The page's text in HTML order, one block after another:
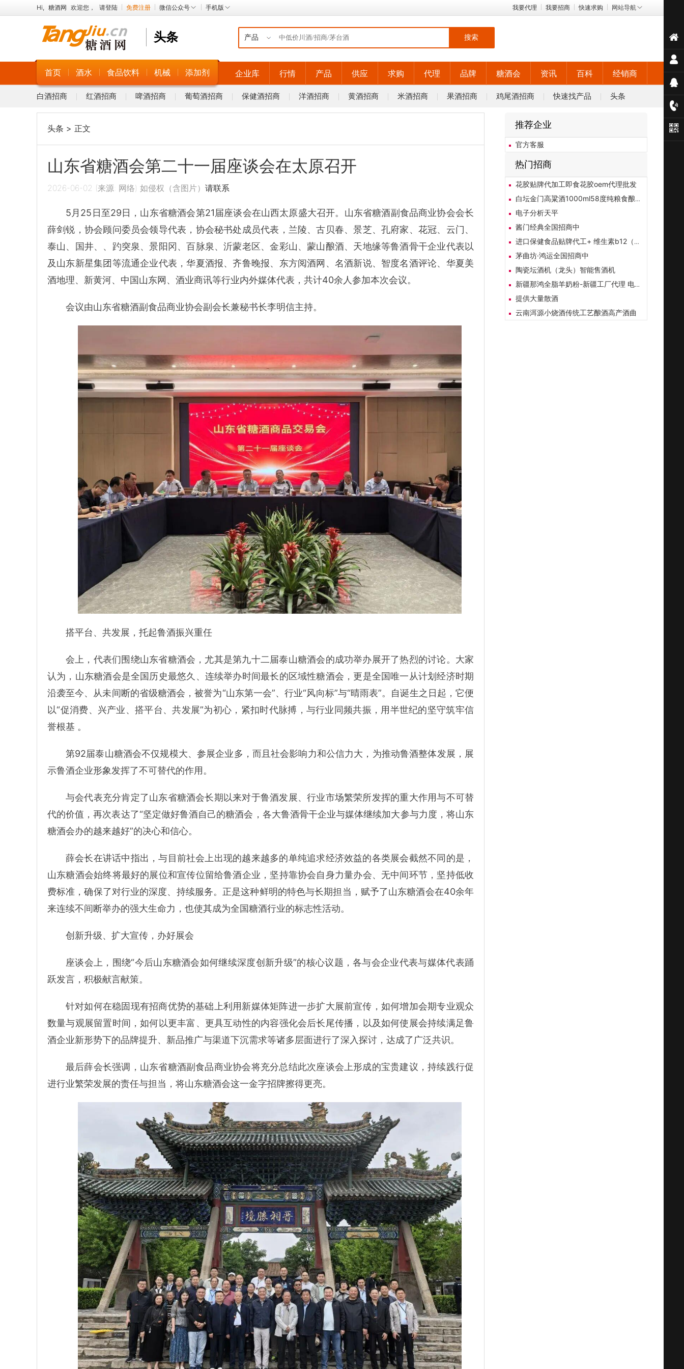
Hi, 糖酒网 欢迎您， 请登陆 免费注册 微信公众号 手机版 我要代理 我要招商 快速求购 网站导航
头条 搜索
首页 酒水 食品饮料 机械 添加剂 企业库 行情 产品 供应 求购 代理 品牌 糖酒会 资讯 百科 经销商
白酒招商 红酒招商 啤酒招商 葡萄酒招商 保健酒招商 洋酒招商 黄酒招商 米酒招商 果酒招商 鸡尾酒招商 快速找产品 头条
头条 > 正文
山东省糖酒会第二十一届座谈会在太原召开
2026-06-02 (来源: 网络) 如侵权（含图片） 请联系
5月25日至29日，山东省糖酒会第21届座谈会在山西太原盛大召开。山东省糖酒副食品商业协会会长
薛剑锐，协会顾问委员会领导代表，协会秘书处成员代表，兰陵、古贝春、景芝、孔府家、花冠、云门、
泰山、国井、、趵突泉、景阳冈、百脉泉、沂蒙老区、金彩山、蒙山酿酒、天地缘等鲁酒骨干企业代表以
及山东新星集团等流通企业代表，华夏酒报、齐鲁晚报、东方阅酒网、名酒新说、智度名酒评论、华夏美
酒地理、新黄河、中国山东网、酒业商讯等行业内外媒体代表，共计40余人参加本次会议。
会议由山东省糖酒副食品商业协会副会长兼秘书长李明信主持。
搭平台、共发展，托起鲁酒振兴重任
会上，代表们围绕山东省糖酒会，尤其是第九十二届泰山糖酒会的成功举办展开了热烈的讨论。大家
认为，山东糖酒会是全国历史最悠久、连续举办时间最长的区域性糖酒会，更是全国唯一从计划经济时期
沿袭至今、从未间断的省级糖酒会，被誉为“山东第一会”、行业“风向标”与“晴雨表”。自诞生之日起，它便
以“促消费、兴产业、搭平台、共发展”为初心，紧扣时代脉搏，与行业同频共振，用半世纪的坚守筑牢信
誉根基 。
第92届泰山糖酒会不仅规模大、参展企业多，而且社会影响力和公信力大，为推动鲁酒整体发展，展
示鲁酒企业形象发挥了不可替代的作用。
与会代表充分肯定了山东省糖酒会长期以来对于鲁酒发展、行业市场繁荣所发挥的重大作用与不可替
代的价值，再次表达了“坚定做好鲁酒自己的糖酒会，各大鲁酒骨干企业与媒体继续加大参与力度，将山东
糖酒会办的越来越好”的决心和信心。
薛会长在讲话中指出，与目前社会上出现的越来越多的单纯追求经济效益的各类展会截然不同的是，
山东糖酒会始终将最好的展位和宣传位留给鲁酒企业，坚持靠协会自身力量办会、无中间环节，坚持低收
费标准，确保了对行业的深度、持续服务。正是这种鲜明的特色与长期担当，赋予了山东糖酒会在40余年
来连续不间断举办的强大生命力，也使其成为全国糖酒行业的标志性活动。
创新升级、扩大宣传，办好展会
座谈会上，围绕“今后山东糖酒会如何继续深度创新升级”的核心议题，各与会企业代表与媒体代表踊
跃发言，积极献言献策。
针对如何在稳固现有招商优势的基础上利用新媒体矩阵进一步扩大展前宣传，如何增加会期专业观众
数量与观展留置时间，如何以更丰富、更具互动性的内容强化会后长尾传播，以及如何使展会持续满足鲁
酒企业新形势下的品牌提升、新品推广与渠道下沉需求等诸多层面进行了深入探讨，达成了广泛共识。
最后薛会长强调，山东省糖酒副食品商业协会将充分总结此次座谈会上形成的宝贵建议，持续践行促
进行业繁荣发展的责任与担当，将山东糖酒会这一金字招牌擦得更亮。
推荐企业
官方客服
热门招商
花胶贴牌代加工即食花胶oem代理批发
白坛金门高粱酒1000ml58度纯粮食酿造
电子分析天平
酱门经典全国招商中
进口保健食品贴牌代工+ 维生素b12（甲钴胺）胶囊
茅曲坊·鸿运全国招商中
陶瓷坛酒机（龙头）智能售酒机
新疆那鸿全脂羊奶粉-新疆工厂代理 电销抖音电销羊奶粉
提供大量散酒
云南洱源小烧酒传统工艺酿酒高产酒曲